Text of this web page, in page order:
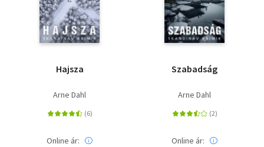
Hajsza
Arne Dahl
Online ár:
Szabadság
Arne Dahl
Online ár: